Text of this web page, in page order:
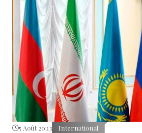
5 Août 20:13 International